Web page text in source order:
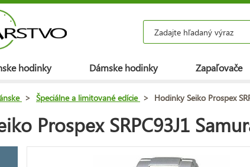
hodinky Dámske hodinky Zapaľovače
> Špeciálne a limitované edície > Hodinky Seiko Prospex
Prospex SRPC93J1